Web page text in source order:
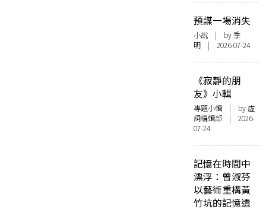
預謀一場消失
小說 | by 季
明 | 2026-07-24
《寂靜的朋
友》小輯
專題小輯 | by 虛
詞編輯部 | 2026-
07-24
記憶在時間中
漂浮：曾淑芬
以藝術重構黃
竹坑的記憶遺